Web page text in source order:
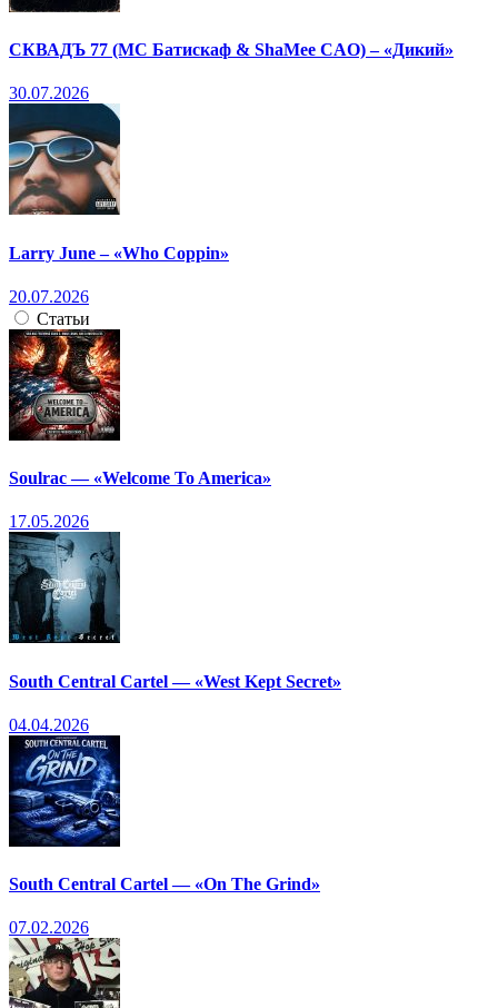
СКВАДЪ 77 (МС Батискаф & ShaMee CAO) – «Дикий»
30.07.2026
Larry June – «Who Coppin»
20.07.2026
Статьи
Soulrac — «Welcome To America»
17.05.2026
South Central Cartel — «West Kept Secret»
04.04.2026
South Central Cartel — «On The Grind»
07.02.2026